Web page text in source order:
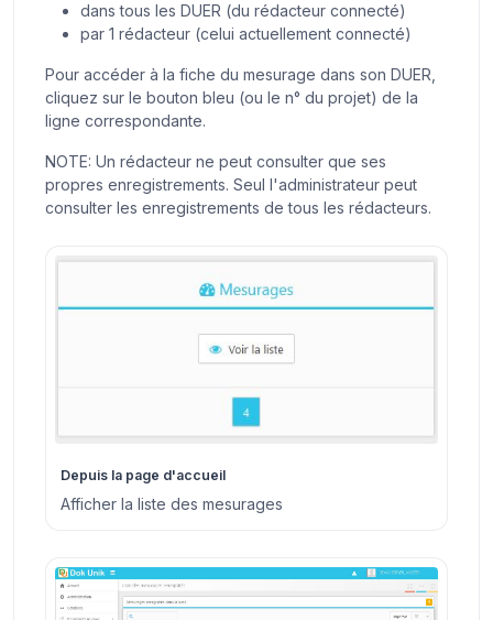
dans tous les DUER (du rédacteur connecté)
par 1 rédacteur (celui actuellement connecté)
Pour accéder à la fiche du mesurage dans son DUER,
cliquez sur le bouton bleu (ou le n° du projet) de la
ligne correspondante.
NOTE: Un rédacteur ne peut consulter que ses
propres enregistrements. Seul l'administrateur peut
consulter les enregistrements de tous les rédacteurs.
Depuis la page d'accueil
Afficher la liste des mesurages